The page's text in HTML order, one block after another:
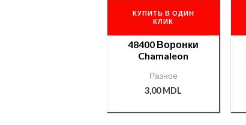
КУПИТЬ В ОДИН
КЛИК
48400 Воронки
Chamaleon
Разное
3,00MDL